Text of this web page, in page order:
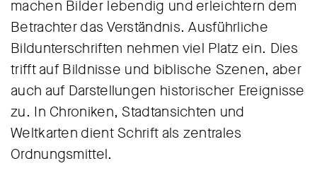
machen Bilder lebendig und erleichtern dem
Betrachter das Verständnis. Ausführliche
Bildunterschriften nehmen viel Platz ein. Dies
trifft auf Bildnisse und biblische Szenen, aber
auch auf Darstellungen historischer Ereignisse
zu. In Chroniken, Stadtansichten und
Weltkarten dient Schrift als zentrales
Ordnungsmittel.